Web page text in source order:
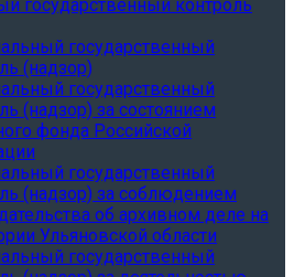
государственный контроль
государственный
(надзор)
государственный
(надзор) за состоянием
фонда Российской
государственный
(надзор) за соблюдением
об архивном деле на
Ульяновской области
государственный